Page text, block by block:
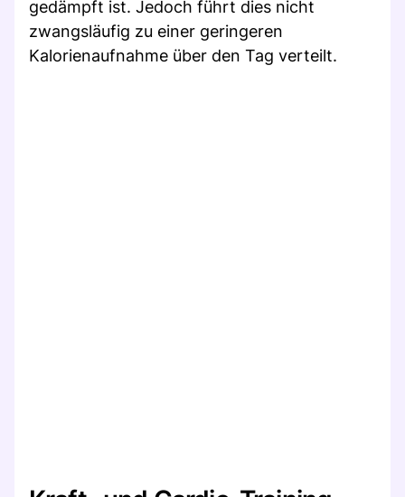
gedämpft ist. Jedoch führt dies nicht
zwangsläufig zu einer geringeren
Kalorienaufnahme über den Tag verteilt.